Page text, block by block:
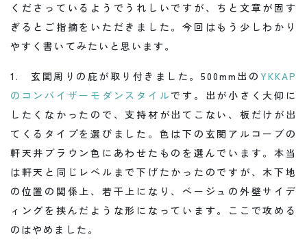
くださっているようでうれしいですが、ちと文章が固す
ぎるとご指摘をいただきました。今回はもう少しわかり
やすく書いてみたいと思います。
1. 玄関周りの庇が取り付きました。500mm出の YKKAP
のコンバイザーモダンスタイル です。出が小さく大仰に
したくなかったので、支持材が出てこない、板だけが出
てくるタイプを選びました。色は下の玄関アルコーブの
軒天井ブラウン色にあわせたものを選んでいます。本当
は軒天と同じレベルまで下げたかったのですが、木下地
の位置の関係上、若干上になり、ベージュの外壁サイデ
ィングを挟んだような形になっています。ここで攻める
のはやめました。